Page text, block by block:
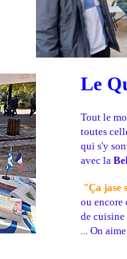
Le
Tout le
toutes
qui s'y
avec la
"Ça jase
ou encore
de
... On